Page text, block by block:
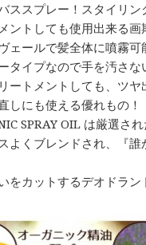
ススプレー！スタイリン
ントしても使用出来る画
ェールで髪全体に噴霧可
タイプなので手を汚さな
ートメントしても、ツヤ
しにも使える優れもの！
SPRAY OIL は厳選さ
よくブレンドされ、『誰
をカットするデオドラン